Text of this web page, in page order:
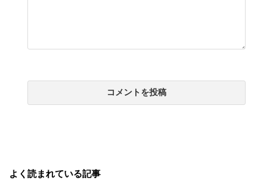
よく読まれている記事